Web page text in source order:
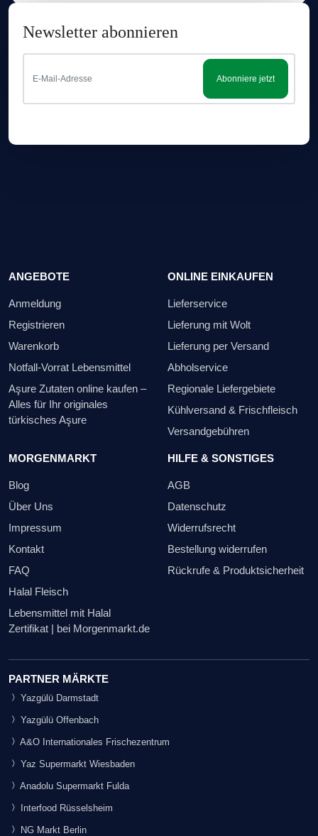
Newsletter abonnieren
Abonniere jetzt
ANGEBOTE
Anmeldung
Registrieren
Warenkorb
Notfall-Vorrat Lebensmittel
Aşure Zutaten online kaufen –
Alles für Ihr originales
türkisches Aşure
ONLINE EINKAUFEN
Lieferservice
Lieferung mit Wolt
Lieferung per Versand
Abholservice
Regionale Liefergebiete
Kühlversand & Frischfleisch
Versandgebühren
MORGENMARKT
Blog
Über Uns
Impressum
Kontakt
FAQ
Halal Fleisch
Lebensmittel mit Halal
Zertifikat | bei Morgenmarkt.de
HILFE & SONSTIGES
AGB
Datenschutz
Widerrufsrecht
Bestellung widerrufen
Rückrufe & Produktsicherheit
PARTNER MÄRKTE
Yazgülü Darmstadt
Yazgülü Offenbach
A&O Internationales Frischezentrum
Yaz Supermarkt Wiesbaden
Anadolu Supermarkt Fulda
Interfood Rüsselsheim
NG Markt Berlin